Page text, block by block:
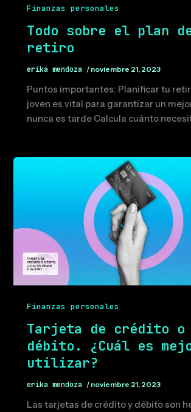
Finanzas personales
Todo sobre el plan
retiro
erika mendoza / noviembre 21, 2023
Puntos importantes: Planificar tu
joven es vital para garantizar un
nunca es tarde Calcula cuánto
Finanzas personales
Tarjeta de crédito o
débito. ¿Cuál es
utilizar?
erika mendoza / noviembre 21, 2023
Las tarjetas de crédito y débito son